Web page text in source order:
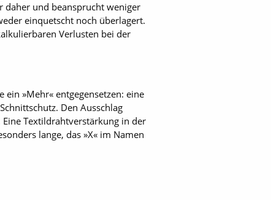
daher und beansprucht weniger
einquetscht noch überlagert.
Verlusten bei der
ein »Mehr« entgegensetzen: eine
Den Ausschlag
Textildrahtverstärkung in der
lange, das »X« im Namen